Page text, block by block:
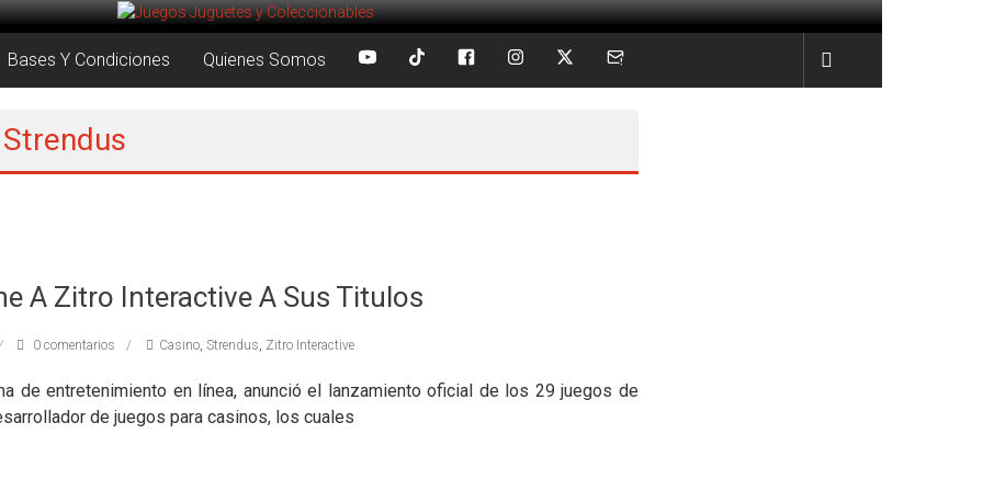
Bases Y Condiciones Quienes Somos
A Zitro Interactive A Sus Titulos
0 comentarios Casino, Strendus Zitro Interactive
de entretenimiento en línea, anunció el lanzamiento oficial de los 29 juegos de
de juegos para casinos, los cuales